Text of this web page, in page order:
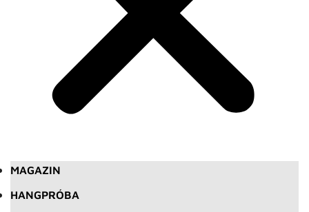
MAGAZIN
HANGPRÓBA